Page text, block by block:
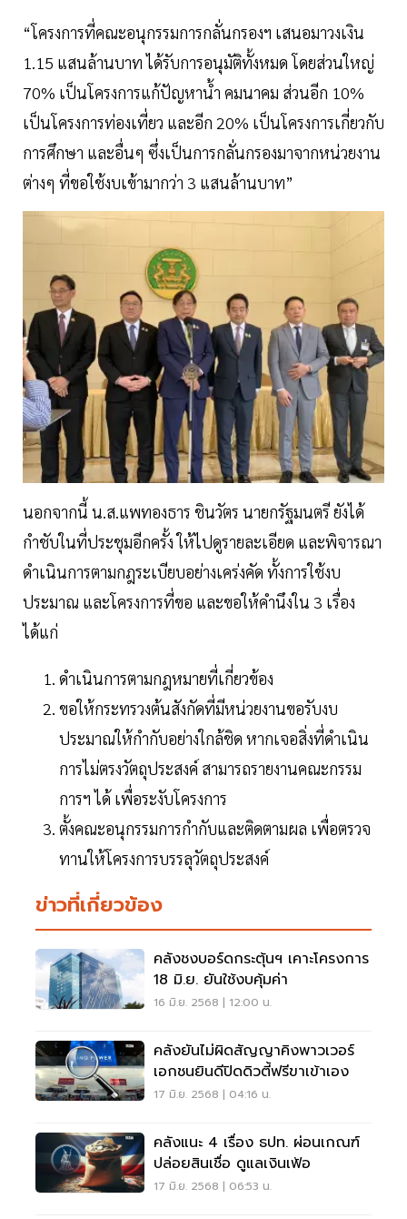
“โครงการที่คณะอนุกรรมการกลั่นกรองฯ เสนอมาวงเงิน
1.15 แสนล้านบาท ได้รับการอนุมัติทั้งหมด โดยส่วนใหญ่
70% เป็นโครงการแก้ปัญหาน้ำ คมนาคม ส่วนอีก 10%
เป็นโครงการท่องเที่ยว และอีก 20% เป็นโครงการเกี่ยวกับ
การศึกษา และอื่นๆ ซึ่งเป็นการกลั่นกรองมาจากหน่วยงาน
ต่างๆ ที่ขอใช้งบเข้ามากว่า 3 แสนล้านบาท”
นอกจากนี้ น.ส.แพทองธาร ชินวัตร นายกรัฐมนตรี ยังได้
กำชับในที่ประชุมอีกครั้ง ให้ไปดูรายละเอียด และพิจารณา
ดำเนินการตามกฎระเบียบอย่างเคร่งคัด ทั้งการใช้งบ
ประมาณ และโครงการที่ขอ และขอให้คำนึงใน 3 เรื่อง
ได้แก่
ดำเนินการตามกฎหมายที่เกี่ยวข้อง
ขอให้กระทรวงต้นสังกัดที่มีหน่วยงานขอรับงบ
ประมาณให้กำกับอย่างใกล้ชิด หากเจอสิ่งที่ดำเนิน
การไม่ตรงวัตถุประสงค์ สามารถรายงานคณะกรรม
การฯ ได้ เพื่อระงับโครงการ
ตั้งคณะอนุกรรมการกำกับและติดตามผล เพื่อตรวจ
ทานให้โครงการบรรลุวัตถุประสงค์
ข่าวที่เกี่ยวข้อง
คลังชงบอร์ดกระตุ้นฯ เคาะโครงการ
18 มิ.ย. ยันใช้งบคุ้มค่า
16 มิ.ย. 2568 | 12:00 น.
คลังยันไม่ผิดสัญญาคิงพาวเวอร์
เอกชนยินดีปิดดิวตี้ฟรีขาเข้าเอง
17 มิ.ย. 2568 | 04:16 น.
คลังแนะ 4 เรื่อง ธปท. ผ่อนเกณฑ์
ปล่อยสินเชื่อ ดูแลเงินเฟ้อ
17 มิ.ย. 2568 | 06:53 น.